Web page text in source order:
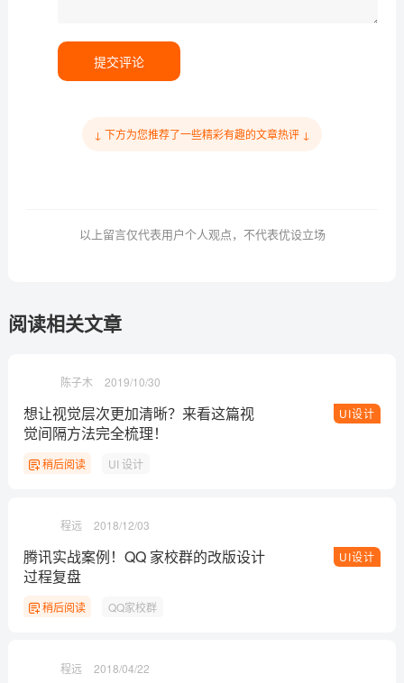
提交评论
↓ 下方为您推荐了一些精彩有趣的文章热评 ↓
以上留言仅代表用户个人观点，不代表优设立场
阅读相关文章
陈子木 2019/10/30
UI设计
想让视觉层次更加清晰？来看这篇视
觉间隔方法完全梳理！
稍后阅读 UI 设计
程远 2018/12/03
UI设计
腾讯实战案例！QQ 家校群的改版设计
过程复盘
稍后阅读 QQ家校群
程远 2018/04/22